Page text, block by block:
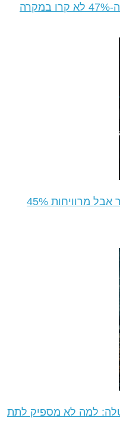
47% מהעצמאיות הן בעלות תואר אבל מרוויחות 45%
למה לא מספיק לתת